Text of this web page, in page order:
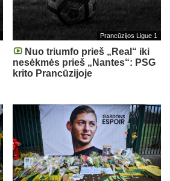
Prancūzijos Ligue 1
Nuo triumfo prieš „Real“ iki
nesėkmės prieš „Nantes“: PSG
krito Prancūzijoje